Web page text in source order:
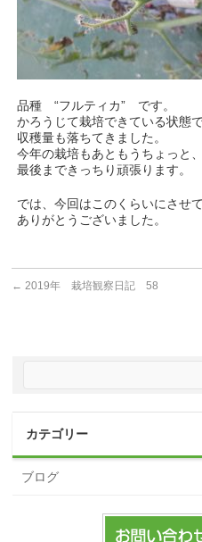
品種 “フルティカ” です。
かろうじて栽培できている状態で
収穫量も落ちてきました。
今年の栽培もあともうちょっと、
最後まできっちり頑張ります。
では、今回はこのくらいにさせ
ありがとうございました。
← 2019年 栽培観察日記 58
カテゴリー
ブログ